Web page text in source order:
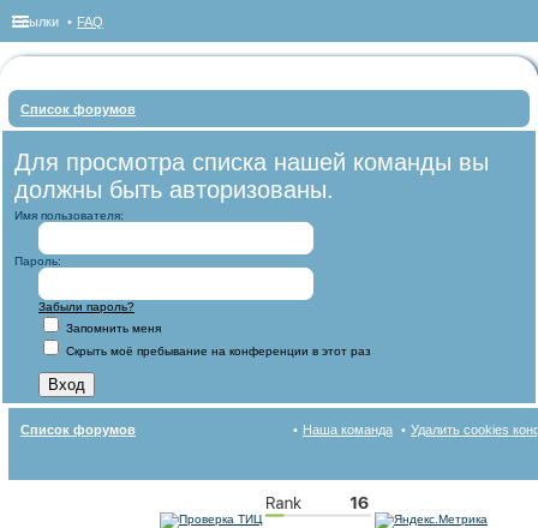
Ссылки FAQ
Список форумов
Для просмотра списка нашей команды вы
должны быть авторизованы.
Имя пользователя:
Пароль:
Забыли пароль?
Запомнить меня
Скрыть моё пребывание на конференции в этот раз
Список форумов Удалить cookies
Наша команда